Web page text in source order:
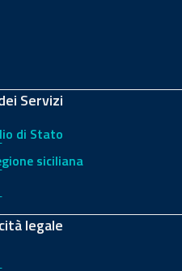
Servizi
di Stato
siciliana
legale